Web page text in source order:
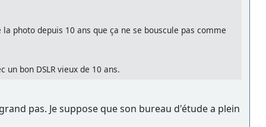
photo depuis 10 ans que ça ne se bouscule pas comme
bon DSLR vieux de 10 ans.
pas. Je suppose que son bureau d'étude a plein